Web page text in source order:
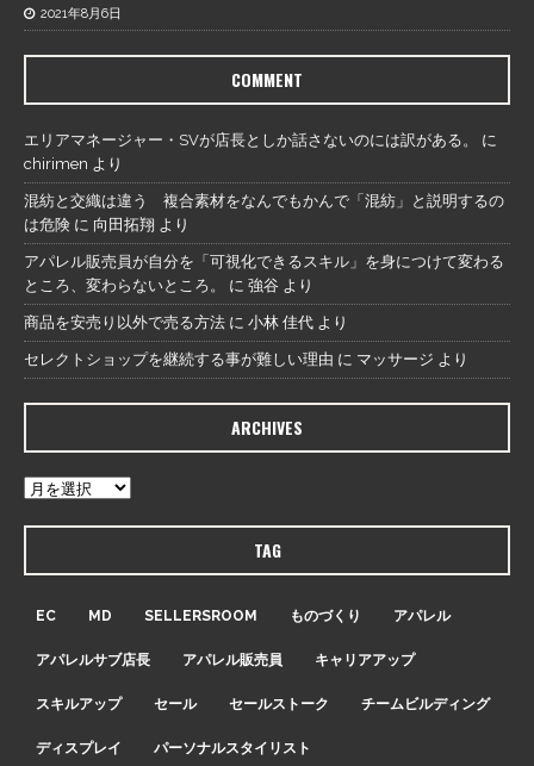
2021年8月6日
COMMENT
エリアマネージャー・SVが店長としか話さないのには訳がある。
に
chirimen より
混紡と交織は違う 複合素材をなんでもかんで「混紡」と説明するの
は危険 に 向田拓翔 より
アパレル販売員が自分を「可視化できるスキル」を身につけて変わる
ところ、変わらないところ。
に 強谷 より
商品を安売り以外で売る方法 に 小林 佳代 より
セレクトショップを継続する事が難しい理由 に マッサージ より
ARCHIVES
TAG
EC MD SELLERSROOM ものづくり アパレル
アパレルサブ店長 アパレル販売員 キャリアアップ
スキルアップ セール セールストーク チームビルディング
ディスプレイ パーソナルスタイリスト